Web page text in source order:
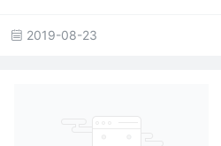
2019-08-23